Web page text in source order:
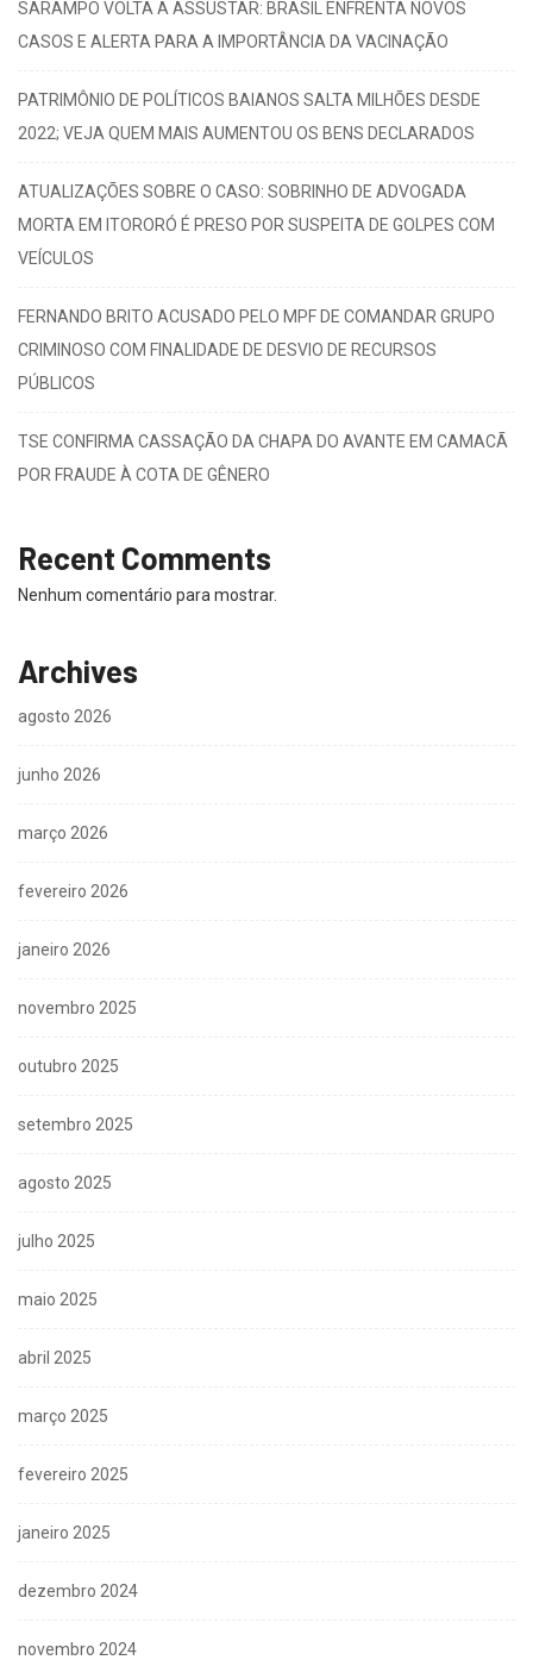
SARAMPO VOLTA A ASSUSTAR: BRASIL ENFRENTA NOVOS
CASOS E ALERTA PARA A IMPORTÂNCIA DA VACINAÇÃO
PATRIMÔNIO DE POLÍTICOS BAIANOS SALTA MILHÕES DESDE
2022; VEJA QUEM MAIS AUMENTOU OS BENS DECLARADOS
ATUALIZAÇÕES SOBRE O CASO: SOBRINHO DE ADVOGADA
MORTA EM ITORORÓ É PRESO POR SUSPEITA DE GOLPES COM
VEÍCULOS
FERNANDO BRITO ACUSADO PELO MPF DE COMANDAR GRUPO
CRIMINOSO COM FINALIDADE DE DESVIO DE RECURSOS
PÚBLICOS
TSE CONFIRMA CASSAÇÃO DA CHAPA DO AVANTE EM CAMACÃ
POR FRAUDE À COTA DE GÊNERO
Recent Comments
Nenhum comentário para mostrar.
Archives
agosto 2026
junho 2026
março 2026
fevereiro 2026
janeiro 2026
novembro 2025
outubro 2025
setembro 2025
agosto 2025
julho 2025
maio 2025
abril 2025
março 2025
fevereiro 2025
janeiro 2025
dezembro 2024
novembro 2024